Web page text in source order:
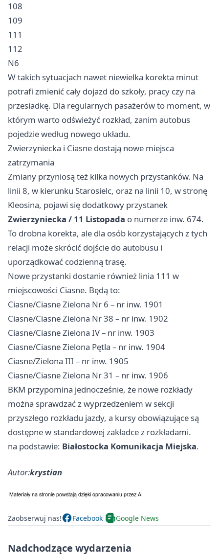
108
109
111
112
N6
W takich sytuacjach nawet niewielka korekta minut
potrafi zmienić cały dojazd do szkoły, pracy czy na
przesiadkę. Dla regularnych pasażerów to moment, w
którym warto odświeżyć rozkład, zanim autobus
pojedzie według nowego układu.
Zwierzyniecka i Ciasne dostają nowe miejsca
zatrzymania
Zmiany przyniosą też kilka nowych przystanków. Na
linii 8, w kierunku Starosielc, oraz na linii 10, w stronę
Kleosina, pojawi się dodatkowy przystanek
Zwierzyniecka / 11 Listopada o numerze inw. 674.
To drobna korekta, ale dla osób korzystających z tych
relacji może skrócić dojście do autobusu i
uporządkować codzienną trasę.
Nowe przystanki dostanie również linia 111 w
miejscowości Ciasne. Będą to:
Ciasne/Ciasne Zielona Nr 6 – nr inw. 1901
Ciasne/Ciasne Zielona Nr 38 – nr inw. 1902
Ciasne/Ciasne Zielona IV – nr inw. 1903
Ciasne/Ciasne Zielona Pętla – nr inw. 1904
Ciasne/Zielona III – nr inw. 1905
Ciasne/Ciasne Zielona Nr 31 – nr inw. 1906
BKM przypomina jednocześnie, że nowe rozkłady
można sprawdzać z wyprzedzeniem w sekcji
przyszłego rozkładu jazdy, a kursy obowiązujące są
dostępne w standardowej zakładce z rozkładami.
na podstawie: Białostocka Komunikacja Miejska.
Autor:krystian
Zaobserwuj nas! Facebook Google News
Nadchodzące wydarzenia